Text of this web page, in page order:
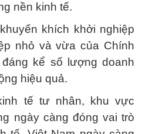
nền kinh tế.
khích khởi nghiệp
nhỏ và vừa của Chính
kể số lượng doanh
hiệu quả.
tế tư nhân, khu vực
ngày càng đóng vai trò